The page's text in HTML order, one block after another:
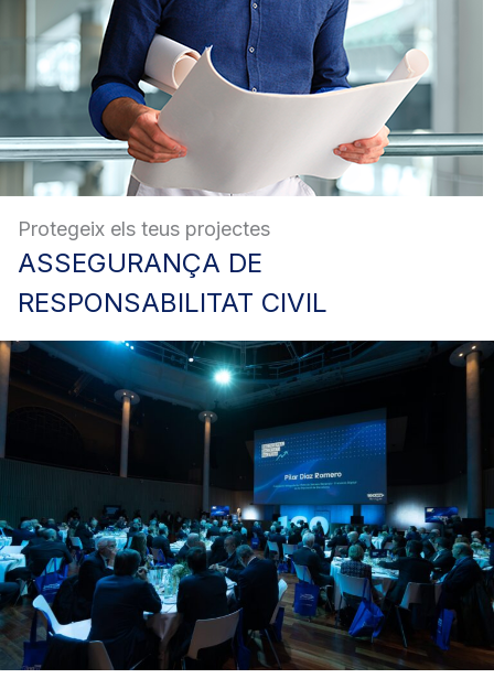
Protegeix els teus projectes
ASSEGURANÇA DE
RESPONSABILITAT CIVIL